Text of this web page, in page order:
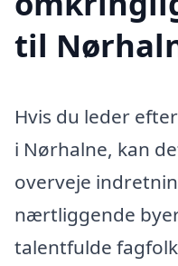
til
Hvis du leder
i Nørhalne, kan
overveje
nærtliggende
talentfulde